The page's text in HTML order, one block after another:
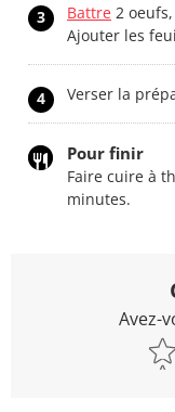
3 Battre 2
Ajouter les
4 Verser la
Pour finir
Faire cuire à
minutes.
Avez-